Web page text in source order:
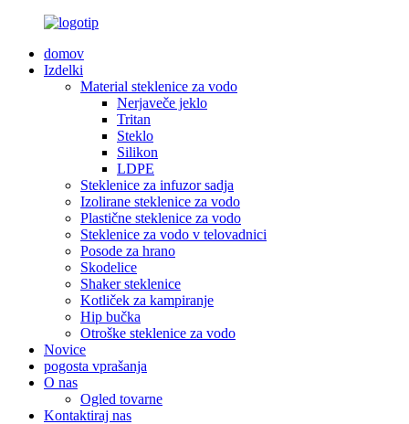
domov
Izdelki
Material steklenice za vodo
Nerjaveče jeklo
Tritan
Steklo
Silikon
LDPE
Steklenice za infuzor sadja
Izolirane steklenice za vodo
Plastične steklenice za vodo
Steklenice za vodo v telovadnici
Posode za hrano
Skodelice
Shaker steklenice
Kotliček za kampiranje
Hip bučka
Otroške steklenice za vodo
Novice
pogosta vprašanja
O nas
Ogled tovarne
Kontaktiraj nas